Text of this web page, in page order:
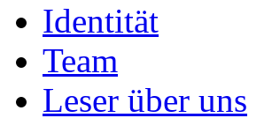
Identität
Team
Leser über uns